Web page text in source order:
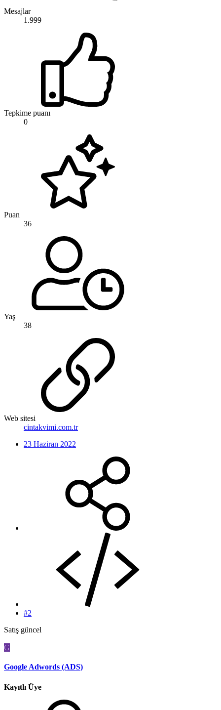
Mesajlar
1.999
Tepkime puanı
0
Puan
36
Yaş
38
Web sitesi
cintakvimi.com.tr
23 Haziran 2022
#2
Satış güncel
G
Google Adwords (ADS)
Kayıtlı Üye